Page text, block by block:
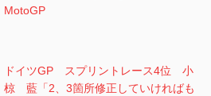
MotoGP
ドイツGP スプリントレース4位 小
椋 藍「2、3箇所修正していければも